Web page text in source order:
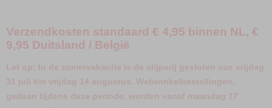
Verzendkosten standaard € 4,95 binnen NL, €
9,95 Duitsland / België
Let op; In de zomervakantie is de slijperij gesloten van vrijdag
31 juli t/m vrijdag 14 augustus. Webwinkelbestellingen,
gedaan tijdens deze periode, worden vanaf maandag 17